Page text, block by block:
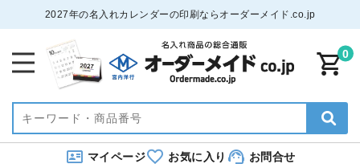
2027年の名入れカレンダーの印刷ならオーダーメイド.co.jp
0
マイページ お気に入り お問合せ